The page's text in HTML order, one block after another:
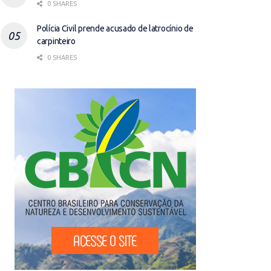
0 SHARES
Polícia Civil prende acusado de latrocínio de
carpinteiro
0 SHARES